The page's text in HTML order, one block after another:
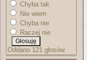
Chyba tak
Nie wiem
Chyba nie
Raczej nie
Oddano 121 głosów.